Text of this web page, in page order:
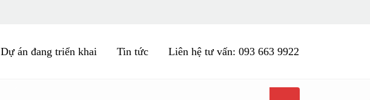
Dự án đang triển khai Tin tức Liên hệ tư vấn: 093 663 9922